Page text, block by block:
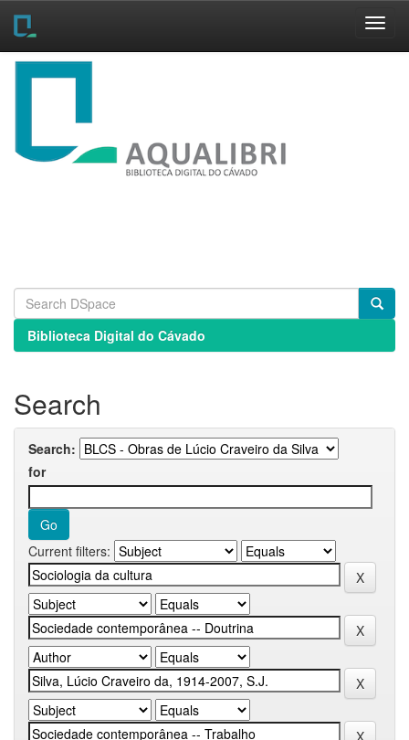
Skip
Biblioteca Digital do Cávado
Search
Search:
for
Current filters: